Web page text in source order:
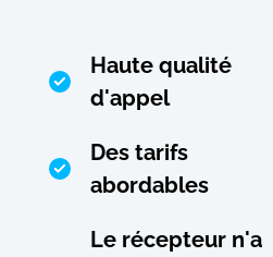
Haute qualité
d'appel
Des tarifs
abordables
Le récepteur n'a